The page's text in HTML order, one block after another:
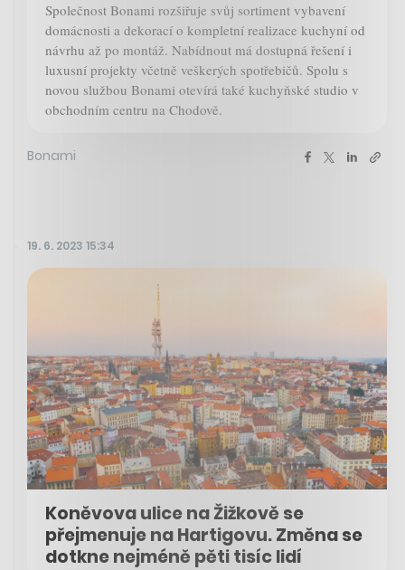
Společnost Bonami rozšiřuje svůj sortiment vybavení
domácnosti a dekorací o kompletní realizace kuchyní od
návrhu až po montáž. Nabídnout má dostupná řešení i
luxusní projekty včetně veškerých spotřebičů. Spolu s
novou službou Bonami otevírá také kuchyňské studio v
obchodním centru na Chodově.
Bonami
19. 6. 2023 15:34
Koněvova ulice na Žižkově se
přejmenuje na Hartigovu. Změna se
dotkne nejméně pěti tisíc lidí